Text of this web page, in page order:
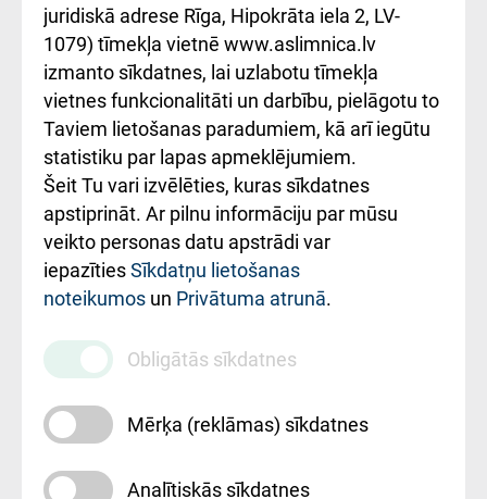
kārtība
Kā pie mums nokļūt
Rēķinu apmaksas
ceļvedis
Rekvizīti un
ārstniecības
iestādes kods
010000234
Maksas
pakalpojumu
cenrādis
Україною
juridiskā adrese Rīga, Hipokrāta iela 2, LV-
1079) tīmekļa vietnē www.aslimnica.lv
izmanto sīkdatnes, lai uzlabotu tīmekļa
vietnes funkcionalitāti un darbību, pielāgotu to
Taviem lietošanas paradumiem, kā arī iegūtu
statistiku par lapas apmeklējumiem.
Šeit Tu vari izvēlēties, kuras sīkdatnes
apstiprināt. Ar pilnu informāciju par mūsu
veikto personas datu apstrādi var
iepazītiesSīkdatņu lietošanas
noteikumos un Privātuma atrunā.
Obligātās sīkdatnes
Mērķa (reklāmas) sīkdatnes
Analītiskās sīkdatnes